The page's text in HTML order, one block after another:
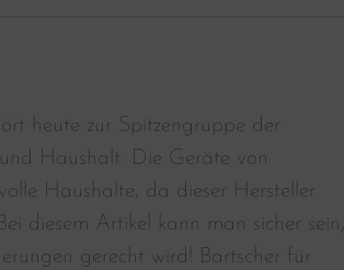
heute zur Spitzengruppe der
Haushalt. Die Geräte von
Haushalte, da dieser Hersteller
diesem Artikel kann man sicher sein,
gerecht wird! Bartscher für